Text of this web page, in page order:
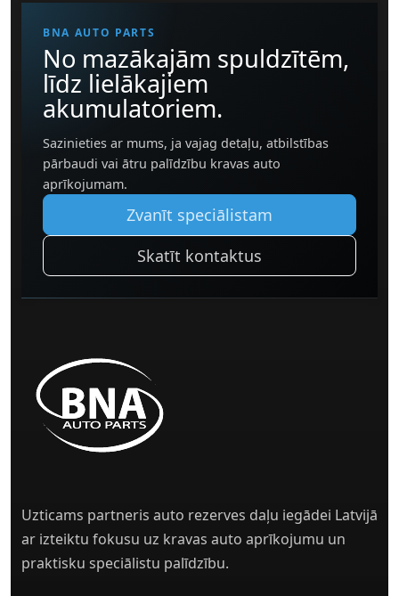
BNA AUTO PARTS
No mazākajām spuldzītēm,
līdz lielākajiem
akumulatoriem.
Sazinieties ar mums, ja vajag detaļu, atbilstības
pārbaudi vai ātru palīdzību kravas auto
aprīkojumam.
Zvanīt speciālistam
Skatīt kontaktus
Uzticams partneris auto rezerves daļu iegādei Latvijā
ar izteiktu fokusu uz kravas auto aprīkojumu un
praktisku speciālistu palīdzību.